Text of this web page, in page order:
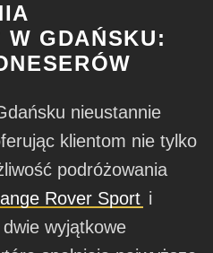
W GDAŃSKU:
nieustannie
klientom nie tylko
podróżowania
Rover Sport i
wyjątkowe